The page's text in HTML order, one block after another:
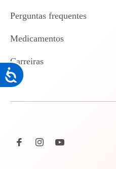
Acessibilidade
Perguntas frequentes
Medicamentos
Carreiras